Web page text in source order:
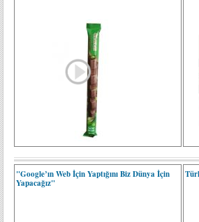
"Google’ın Web İçin Yaptığını Biz Dünya İçin
Yapacağız"